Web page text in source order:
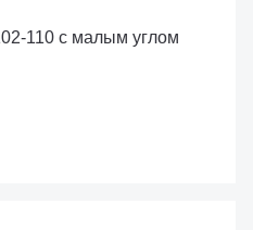
110 с малым углом